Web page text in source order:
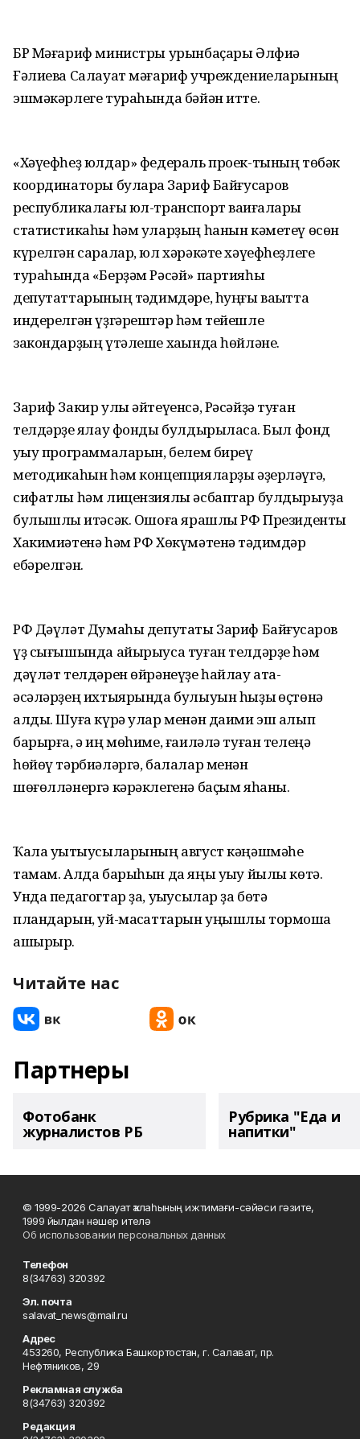
БР Мәғариф министры урынбаҫары Әлфиә
Ғәлиева Салауат мәғариф учреждениеларының
эшмәкәрлеге тураһында бәйән итте.
«Хәүефһеҙ юлдар» федераль проек-тының төбәк
координаторы булараҡ Зариф Байғусҡаров
республикалағы юл-транспорт ваҡиғалары
статистикаһы һәм уларҙың һанын кәметеү өсөн
күрелгән саралар, юл хәрәкәте хәүефһеҙлеге
тураһында «Берҙәм Рәсәй» партияһы
депутаттарының тәҡдимдәре, һуңғы ваҡытта
индерелгән үҙгәрештәр һәм тейешле
закондарҙың үтәлеше хаҡында һөйләне.
Зариф Закир улы әйтеүенсә, Рәсәйҙә туған
телдәрҙе яҡлау фонды булдырыласаҡ. Был фонд
уҡыу программаларын, белем биреү
методикаһын һәм концепцияларҙы әҙерләүгә,
сифатлы һәм лицензиялы әсбаптар булдырыуҙа
булышлыҡ итәсәк. Ошоға ярашлы РФ Президенты
Хакимиәтенә һәм РФ Хөкүмәтенә тәҡдимдәр
ебәрелгән.
РФ Дәүләт Думаһы депутаты Зариф Байғусҡаров
үҙ сығышында айырыуса туған телдәрҙе һәм
дәүләт телдәрен өйрәнеүҙе һайлау ата-
әсәләрҙең ихтыярында булыуын һыҙыҡ өҫтөнә
алды. Шуға күрә улар менән даими эш алып
барырға, ә иң мөһиме, ғаиләлә туған телеңә
һөйөү тәрбиәләргә, балалар менән
шөғөлләнергә кәрәклегенә баҫым яһаны.
Ҡала уҡытыусыларының август кәңәшмәһе
тамам. Алда барыһын да яңы уҡыу йылы көтә.
Унда педагогтар ҙа, уҡыусылар ҙа бөтә
пландарын, уй-маҡсаттарын уңышлы тормошҡа
ашырыр.
Читайте нас
Партнеры
Фотобанк
журналистов РБ
Рубрика "Еда и
напитки"
© 1999-2026 Салауат ҡалаһының ижтимағи-сәйәси гәзите,
1999 йылдан нәшер ителә
Об использовании персональных данных
Телефон
8(34763) 320392
Эл. почта
salavat_news@mail.ru
Адрес
453260, Республика Башкортостан, г. Салават, пр.
Нефтяников, 29
Рекламная служба
8(34763) 320392
Редакция